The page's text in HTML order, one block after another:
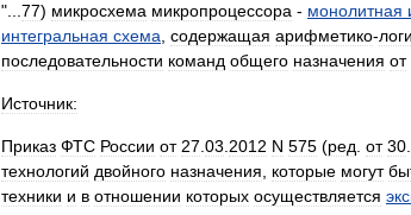
"... 77) микросхема микропроцессора - монолитная
интегральная схема содержащая арифметико-
последовательности команд общего назначения от
Источник:
Приказ ФТС России от 27 03 2012 N 575 (ред от 30
технологий двойного назначения которые могут
техники и в отношении которых осуществляется